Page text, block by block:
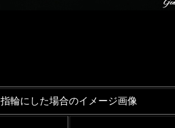
指輪にした場合のイメージ画像